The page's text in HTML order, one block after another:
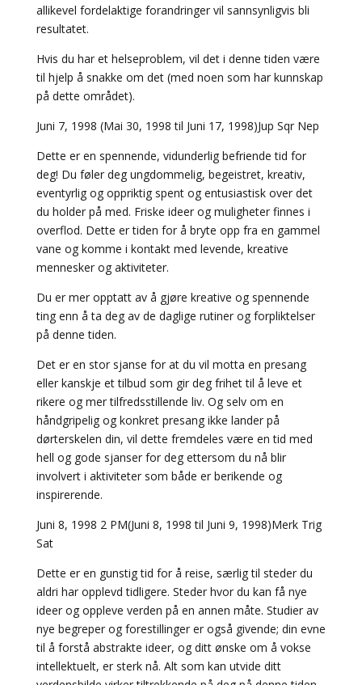
allikevel fordelaktige forandringer vil sannsynligvis bli
resultatet.
Hvis du har et helseproblem, vil det i denne tiden være
til hjelp å snakke om det (med noen som har kunnskap
på dette området).
Juni 7, 1998 (Mai 30, 1998 til Juni 17, 1998)Jup Sqr Nep
Dette er en spennende, vidunderlig befriende tid for
deg! Du føler deg ungdommelig, begeistret, kreativ,
eventyrlig og oppriktig spent og entusiastisk over det
du holder på med. Friske ideer og muligheter finnes i
overflod. Dette er tiden for å bryte opp fra en gammel
vane og komme i kontakt med levende, kreative
mennesker og aktiviteter.
Du er mer opptatt av å gjøre kreative og spennende
ting enn å ta deg av de daglige rutiner og forpliktelser
på denne tiden.
Det er en stor sjanse for at du vil motta en presang
eller kanskje et tilbud som gir deg frihet til å leve et
rikere og mer tilfredsstillende liv. Og selv om en
håndgripelig og konkret presang ikke lander på
dørterskelen din, vil dette fremdeles være en tid med
hell og gode sjanser for deg ettersom du nå blir
involvert i aktiviteter som både er berikende og
inspirerende.
Juni 8, 1998 2 PM(Juni 8, 1998 til Juni 9, 1998)Merk Trig
Sat
Dette er en gunstig tid for å reise, særlig til steder du
aldri har opplevd tidligere. Steder hvor du kan få nye
ideer og oppleve verden på en annen måte. Studier av
nye begreper og forestillinger er også givende; din evne
til å forstå abstrakte ideer, og ditt ønske om å vokse
intellektuelt, er sterk nå. Alt som kan utvide ditt